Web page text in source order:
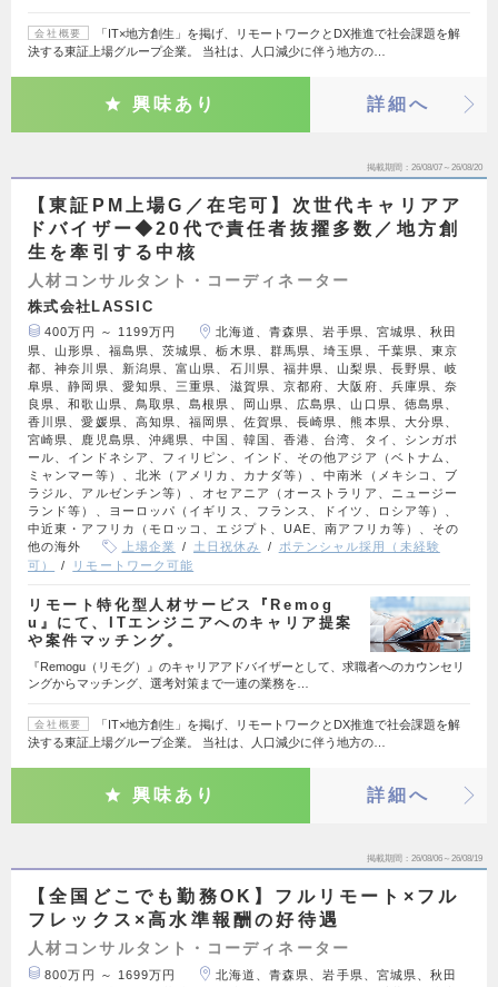
会社概要
「IT×地方創生」を掲げ、リモートワークとDX推進で社会課題を解
決する東証上場グループ企業。 当社は、人口減少に伴う地方の…
興味あり 詳細へ
掲載期間 26/08/07～26/08/20
【東証PM上場G／在宅可】次世代キャリアア
ドバイザー◆20代で責任者抜擢多数／地方創
生を牽引する中核
人材コンサルタント・コーディネーター
株式会社LASSIC
400万円 ～ 1199万円
北海道、青森県、岩手県、宮城県、秋田
県、山形県、福島県、茨城県、栃木県、群馬県、埼玉県、千葉県、東京
都、神奈川県、新潟県、富山県、石川県、福井県、山梨県、長野県、岐
阜県、静岡県、愛知県、三重県、滋賀県、京都府、大阪府、兵庫県、奈
良県、和歌山県、鳥取県、島根県、岡山県、広島県、山口県、徳島県、
香川県、愛媛県、高知県、福岡県、佐賀県、長崎県、熊本県、大分県、
宮崎県、鹿児島県、沖縄県、中国、韓国、香港、台湾、タイ、シンガポ
ール、インドネシア、フィリピン、インド、その他アジア（ベトナム、
ミャンマー等）、北米（アメリカ、カナダ等）、中南米（メキシコ、ブ
ラジル、アルゼンチン等）、オセアニア（オーストラリア、ニュージー
ランド等）、ヨーロッパ（イギリス、フランス、ドイツ、ロシア等）、
中近東・アフリカ（モロッコ、エジプト、UAE、南アフリカ等）、その
他の海外
上場企業 土日祝休み
ポテンシャル採用（未経験
可）
リモートワーク可能
リモート特化型人材サービス『Remog
u』にて、ITエンジニアへのキャリア提案
や案件マッチング。
『Remogu（リモグ）』のキャリアアドバイザーとして、求職者へのカウンセリ
ングからマッチング、選考対策まで一連の業務を…
会社概要
「IT×地方創生」を掲げ、リモートワークとDX推進で社会課題を解
決する東証上場グループ企業。 当社は、人口減少に伴う地方の…
興味あり 詳細へ
掲載期間 26/08/06～26/08/19
【全国どこでも勤務OK】フルリモート×フル
フレックス×高水準報酬の好待遇
人材コンサルタント・コーディネーター
800万円 ～ 1699万円
北海道、青森県、岩手県、宮城県、秋田